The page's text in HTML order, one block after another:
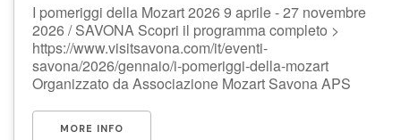
I pomeriggi della Mozart 2026 9 aprile - 27 novembre
2026 / SAVONA Scopri il programma completo >
https://www.visitsavona.com/it/eventi-
savona/2026/gennaio/i-pomeriggi-della-mozart
Organizzato da Associazione Mozart Savona APS
MORE INFO